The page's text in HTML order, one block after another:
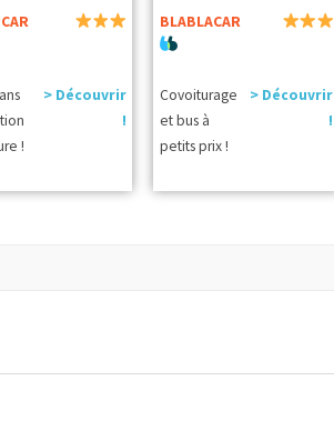
!
> Découvrir
!
BLABLACAR
Covoiturage
et bus à
petits prix !
> Découvrir
!